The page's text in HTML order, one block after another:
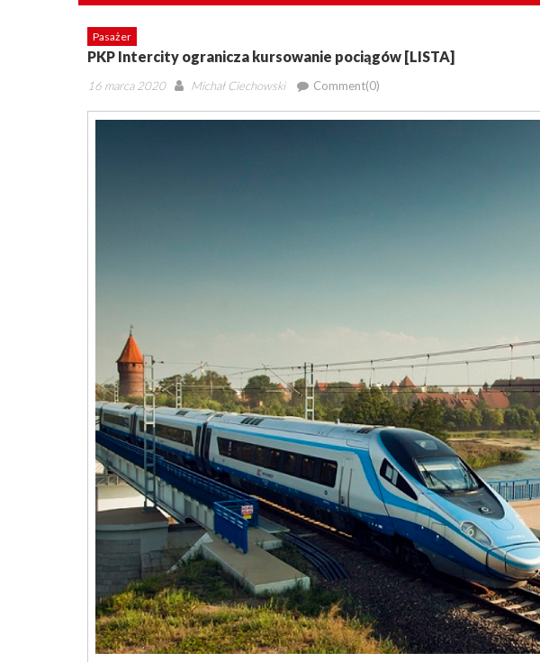
Pasażer
PKP Intercity ogranicza kursowanie pociągów [LISTA]
Posted
16 marca 2020 Author
Michał Ciechowski Comment(0)